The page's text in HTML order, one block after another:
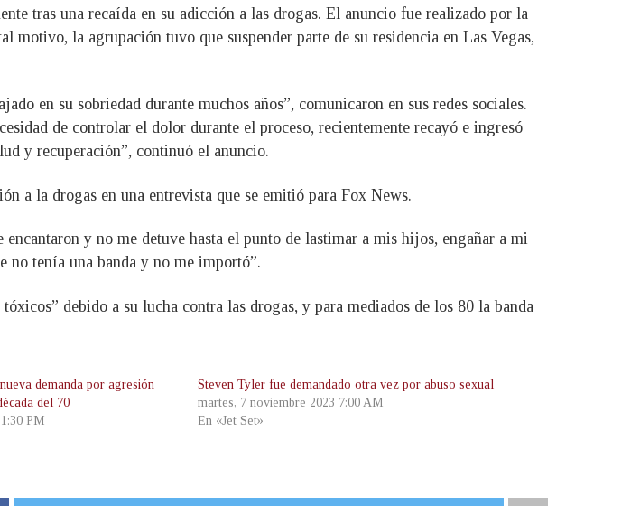
tras una recaída en su adicción a las drogas. El anuncio fue realizado por la
motivo, la agrupación tuvo que suspender parte de su residencia en Las Vegas,
en su sobriedad durante muchos años”, comunicaron en sus redes sociales.
de controlar el dolor durante el proceso, recientemente recayó e ingresó
y recuperación”, continuó el anuncio.
a la drogas en una entrevista que se emitió para Fox News.
y no me detuve hasta el punto de lastimar a mis hijos, engañar a mi
no tenía una banda y no me importó”.
debido a su lucha contra las drogas, y para mediados de los 80 la banda
demanda por agresión
del 70
PM
Steven Tyler fue demandado otra vez por abuso sexual
martes, 7 noviembre 2023 7:00 AM
En «Jet Set»